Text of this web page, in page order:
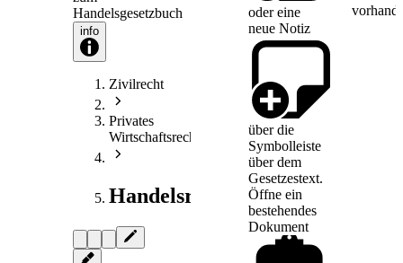
Handelsgesetzbuch
info
Zivilrecht
Privates
Wirtschaftsrecht
Handelsrecht
oder eine
neue Notiz
über die
Symbolleiste
über dem
Gesetzestext.
Öffne ein
bestehendes
Dokument